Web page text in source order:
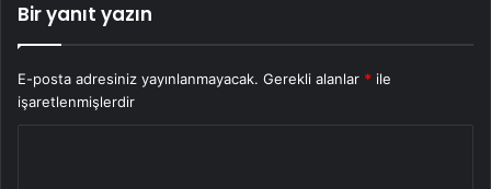
Bir yanıt yazın
E-posta adresiniz yayınlanmayacak. Gerekli alanlar * ile
işaretlenmişlerdir